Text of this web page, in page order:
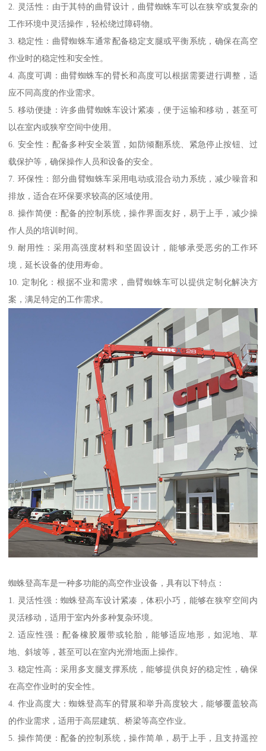
2. 灵活性：由于其特的曲臂设计，曲臂蜘蛛车可以在狭窄或复杂的
工作环境中灵活操作，轻松绕过障碍物。
3. 稳定性：曲臂蜘蛛车通常配备稳定支腿或平衡系统，确保在高空
作业时的稳定性和安全性。
4. 高度可调：曲臂蜘蛛车的臂长和高度可以根据需要进行调整，适
应不同高度的作业需求。
5. 移动便捷：许多曲臂蜘蛛车设计紧凑，便于运输和移动，甚至可
以在室内或狭窄空间中使用。
6. 安全性：配备多种安全装置，如防倾翻系统、紧急停止按钮、过
载保护等，确保操作人员和设备的安全。
7. 环保性：部分曲臂蜘蛛车采用电动或混合动力系统，减少噪音和
排放，适合在环保要求较高的区域使用。
8. 操作简便：配备的控制系统，操作界面友好，易于上手，减少操
作人员的培训时间。
9. 耐用性：采用高强度材料和坚固设计，能够承受恶劣的工作环
境，延长设备的使用寿命。
10. 定制化：根据不业和需求，曲臂蜘蛛车可以提供定制化解决方
案，满足特定的工作需求。
蜘蛛登高车是一种多功能的高空作业设备，具有以下特点：
1. 灵活性强：蜘蛛登高车设计紧凑，体积小巧，能够在狭窄空间内
灵活移动，适用于室内外多种复杂环境。
2. 适应性强：配备橡胶履带或轮胎，能够适应地形，如泥地、草
地、斜坡等，甚至可以在室内光滑地面上操作。
3. 稳定性高：采用多支腿支撑系统，能够提供良好的稳定性，确保
在高空作业时的安全性。
4. 作业高度大：蜘蛛登高车的臂展和举升高度较大，能够覆盖较高
的作业需求，适用于高层建筑、桥梁等高空作业。
5. 操作简便：配备的控制系统，操作简单，易于上手，且支持遥控